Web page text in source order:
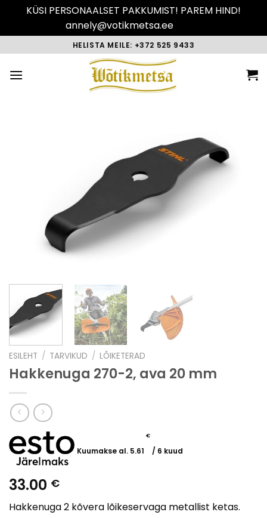
KÜSI PERSONAALSET PAKKUMIST! PAREM HIND!
annely@votikmetsa.ee
to
content
HELISTA MEILE: +372 525 9433
ESILEHT / TARVIKUD / LÕIKETERAD
Hakkenuga 270-2, ava 20 mm
Kuumakse al. 5.61
€
/ 6 kuud
33.00 €
Hakkenuga 2 kõvera lõikeservaga metallist ketas.